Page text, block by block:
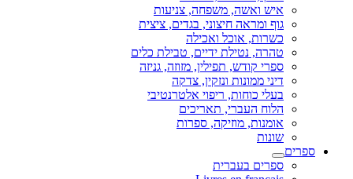
איש ואשה, משפחה, צניעות
גוף ומראה חיצוני, בגדים, ציצית
כשרות, אוכל ואכילה
טהרה, נטילת ידיים, טבילת כלים
ספרי קודש, תפילין, מזוזה, גניזה
דיני ממונות ונזקין, צדקה
בעלי כוחות, ריפוי אלטרנטיבי
הלוח העברי, תאריכים
אומנות, מוזיקה, ספרות
שונות
ספרים
ספרים בעברית